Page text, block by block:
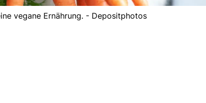
vegane Ernährung. - Depositphotos